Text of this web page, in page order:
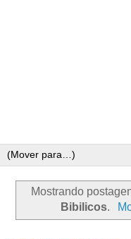
Mostrando
Bibilicos.